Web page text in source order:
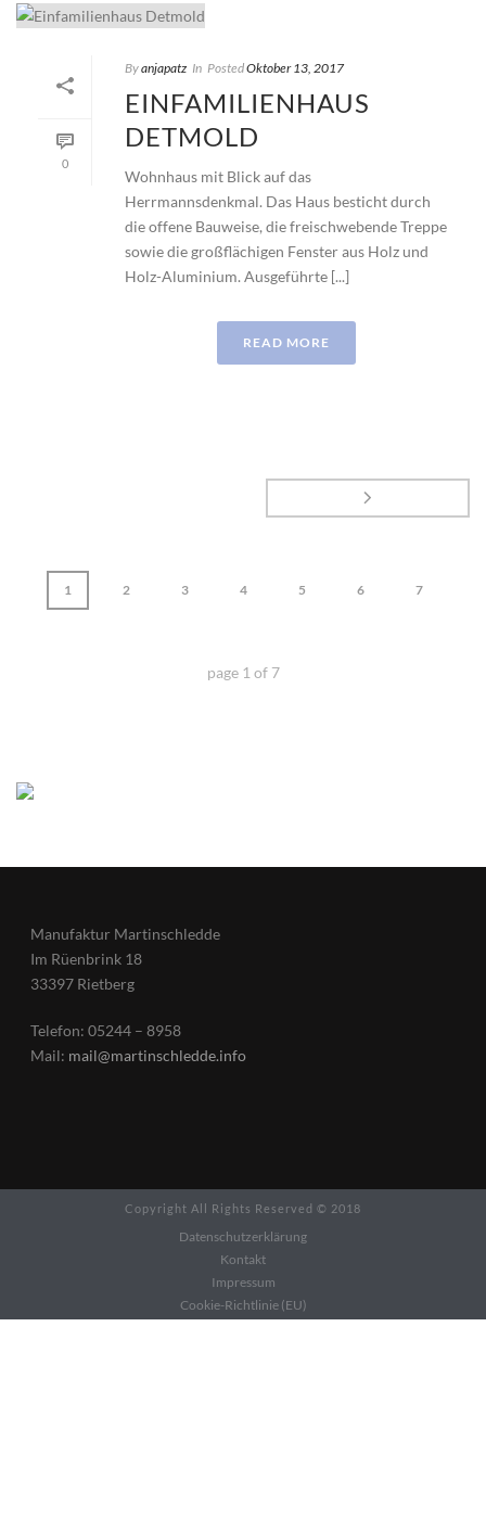
0
Byanjapatz In PostedOktober 13, 2017
EINFAMILIENHAUS
DETMOLD
Wohnhaus mit Blick auf das
Herrmannsdenkmal. Das Haus besticht durch
die offene Bauweise, die freischwebende Treppe
sowie die großflächigen Fenster aus Holz und
Holz-Aluminium. Ausgeführte [...]
READ MORE
1 2 3 4 5 6 7
page 1 of 7
Manufaktur Martinschledde
Im Rüenbrink 18
33397 Rietberg
Telefon: 05244 – 8958
Mail: mail@martinschledde.info
Copyright All Rights Reserved © 2018
Datenschutzerklärung
Kontakt
Impressum
Cookie-Richtlinie (EU)